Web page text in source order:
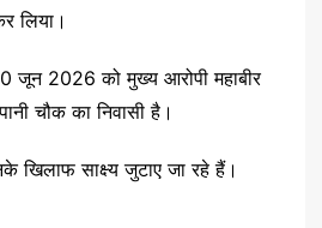
लिया।
जून 2026 को मुख्य आरोपी महाबीर
चौक का निवासी है।
खिलाफ साक्ष्य जुटाए जा रहे हैं।